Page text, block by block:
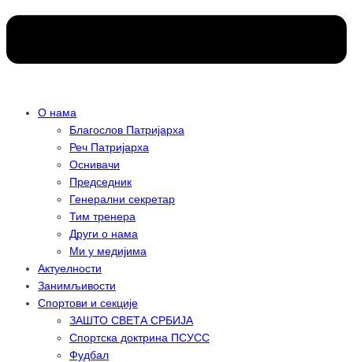
О нама
Благослов Патријарха
Реч Патријарха
Оснивачи
Председник
Генерални секретар
Тим тренера
Други о нама
Ми у медијима
Актуелности
Занимљивости
Спортови и секције
ЗАШТО СВЕТА СРБИЈА
Спортска доктрина ПСУСС
Фудбал